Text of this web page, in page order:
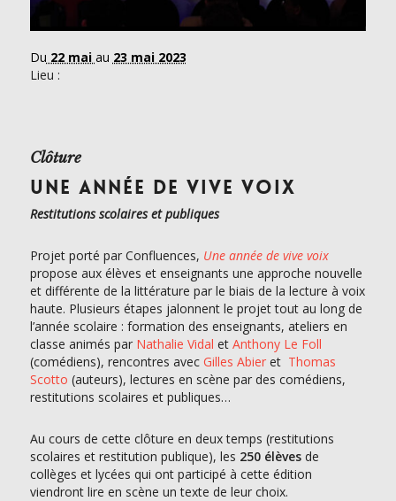
Du 22 mai au 23 mai 2023
Lieu :
Clôture
UNE ANNÉE DE VIVE VOIX
Restitutions scolaires et publiques
Projet porté par Confluences, Une année de vive voix
propose aux élèves et enseignants une approche nouvelle
et différente de la littérature par le biais de la lecture à voix
haute. Plusieurs étapes jalonnent le projet tout au long de
l’année scolaire : formation des enseignants, ateliers en
classe animés par Nathalie Vidal et Anthony Le Foll
(comédiens), rencontres avec Gilles Abieret Thomas
Scotto (auteurs), lectures en scène par des comédiens,
restitutions scolaires et publiques…
Au cours de cette clôture en deux temps (restitutions
scolaires et restitution publique), les 250 élèvesde
collèges et lycées qui ont participé à cette édition
viendront lire en scène un texte de leur choix.